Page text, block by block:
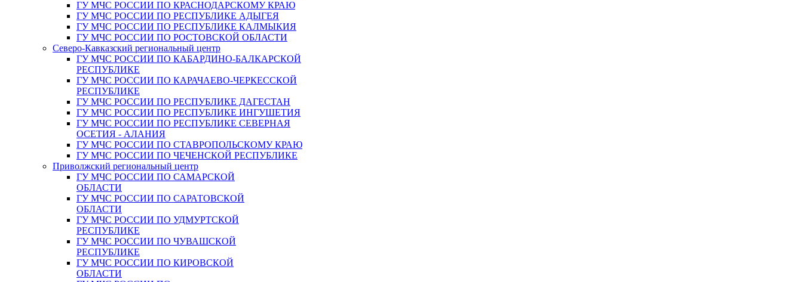
ГУ МЧС РОССИИ ПО КРАСНОДАРСКОМУ КРАЮ
ГУ МЧС РОССИИ ПО РЕСПУБЛИКЕ АДЫГЕЯ
ГУ МЧС РОССИИ ПО РЕСПУБЛИКЕ КАЛМЫКИЯ
ГУ МЧС РОССИИ ПО РОСТОВСКОЙ ОБЛАСТИ
Северо-Кавказский региональный центр
ГУ МЧС РОССИИ ПО КАБАРДИНО-БАЛКАРСКОЙ
РЕСПУБЛИКЕ
ГУ МЧС РОССИИ ПО КАРАЧАЕВО-ЧЕРКЕССКОЙ
РЕСПУБЛИКЕ
ГУ МЧС РОССИИ ПО РЕСПУБЛИКЕ ДАГЕСТАН
ГУ МЧС РОССИИ ПО РЕСПУБЛИКЕ ИНГУШЕТИЯ
ГУ МЧС РОССИИ ПО РЕСПУБЛИКЕ СЕВЕРНАЯ
ОСЕТИЯ - АЛАНИЯ
ГУ МЧС РОССИИ ПО СТАВРОПОЛЬСКОМУ КРАЮ
ГУ МЧС РОССИИ ПО ЧЕЧЕНСКОЙ РЕСПУБЛИКЕ
Приволжский региональный центр
ГУ МЧС РОССИИ ПО САМАРСКОЙ
ОБЛАСТИ
ГУ МЧС РОССИИ ПО САРАТОВСКОЙ
ОБЛАСТИ
ГУ МЧС РОССИИ ПО УДМУРТСКОЙ
РЕСПУБЛИКЕ
ГУ МЧС РОССИИ ПО ЧУВАШСКОЙ
РЕСПУБЛИКЕ
ГУ МЧС РОССИИ ПО КИРОВСКОЙ
ОБЛАСТИ